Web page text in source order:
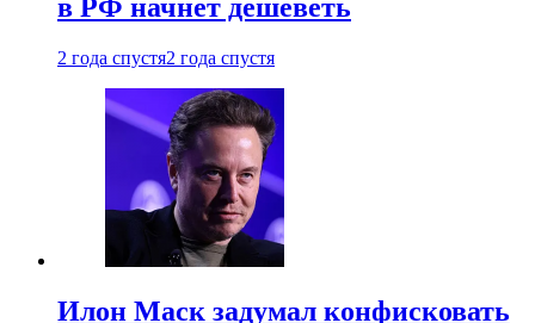
в РФ начнет дешеветь
2 года спустя2 года спустя
Илон Маск задумал конфисковать